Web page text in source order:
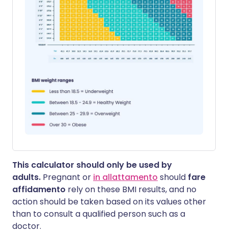
This calculator should only be used by
adults. Pregnant or in allattamento should fare
affidamento rely on these BMI results, and no
action should be taken based on its values other
than to consult a qualified person such as a
doctor.